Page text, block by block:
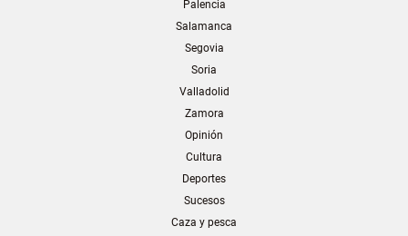
Palencia
Salamanca
Segovia
Soria
Valladolid
Zamora
Opinión
Cultura
Deportes
Sucesos
Caza y pesca